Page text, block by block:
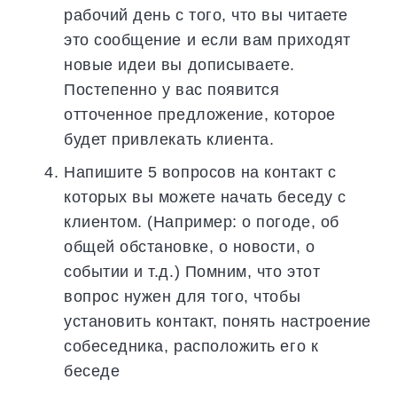
рабочий день с того, что вы читаете
это сообщение и если вам приходят
новые идеи вы дописываете.
Постепенно у вас появится
отточенное предложение, которое
будет привлекать клиента.
Напишите 5 вопросов на контакт с
которых вы можете начать беседу с
клиентом. (Например: о погоде, об
общей обстановке, о новости, о
событии и т.д.) Помним, что этот
вопрос нужен для того, чтобы
установить контакт, понять настроение
собеседника, расположить его к
беседе